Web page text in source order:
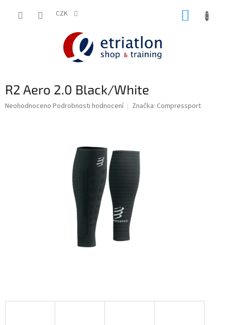
CZK
R2 Aero 2.0 Black/White
Průměrné
Neohodnoceno Podrobnosti hodnocení Značka: Compressport
shop.etriatlon.cz - Chat